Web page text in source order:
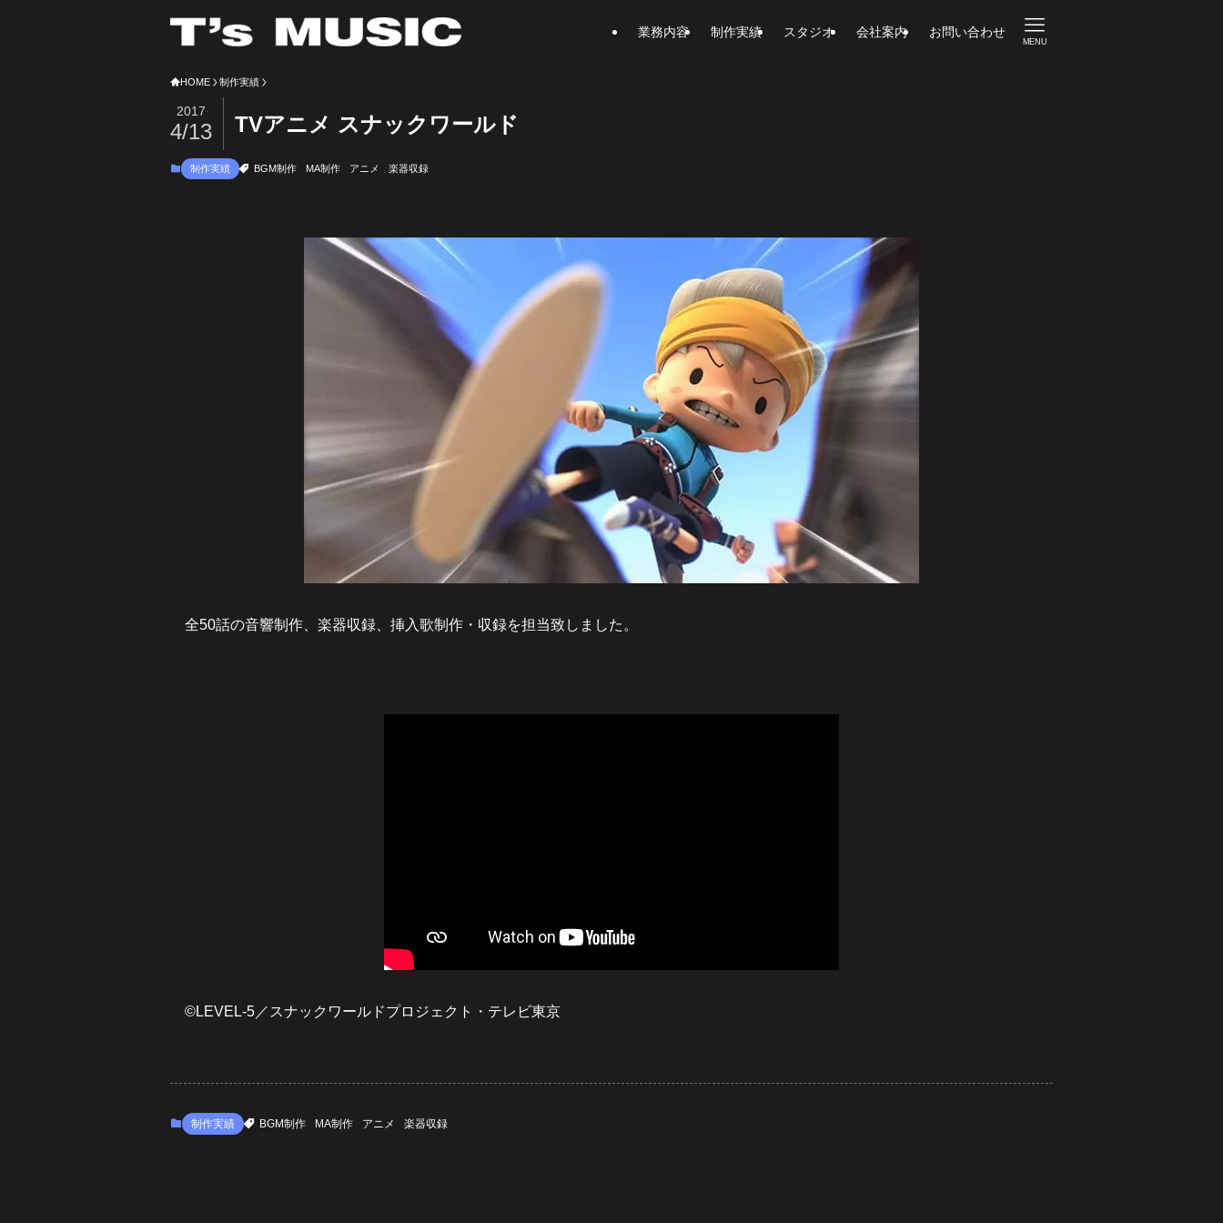
業務内容 制作実績 スタジオ 会社案内 お問い合わせ
MENU
HOME 制作実績
TVアニメ スナックワールド
2017
4/13
制作実績 BGM制作 MA制作 アニメ 楽器収録
全50話の音響制作、楽器収録、挿入歌制作・収録を担当致しました。
©LEVEL-5／スナックワールドプロジェクト・テレビ東京
制作実績 BGM制作 MA制作 アニメ 楽器収録